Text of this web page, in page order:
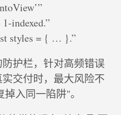
indexed.”
styles = { … }.”
护栏，针对高频错误
交付时，最大风险不
入同一陷阱"。